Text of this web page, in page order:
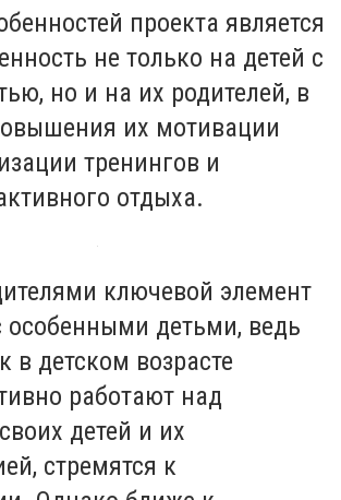
проекта является
не только на детей с
но и на их родителей, в
их мотивации
тренингов и
отдыха.
ключевой элемент
особенными детьми, ведь
в детском возрасте
работают над
детей и их
стремятся к